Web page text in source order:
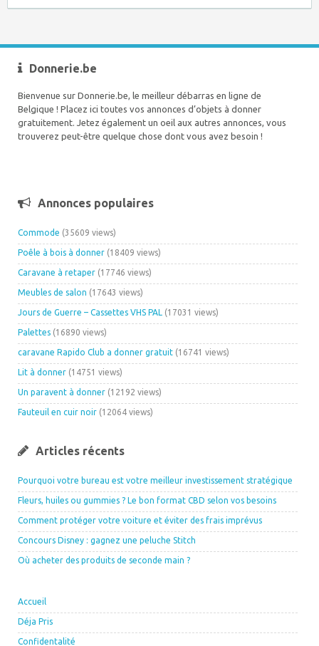
Donnerie.be
Bienvenue sur Donnerie.be, le meilleur débarras en ligne de
Belgique ! Placez ici toutes vos annonces d’objets à donner
gratuitement. Jetez également un oeil aux autres annonces, vous
trouverez peut-être quelque chose dont vous avez besoin !
Annonces populaires
Commode (35609 views)
Poêle à bois à donner (18409 views)
Caravane à retaper (17746 views)
Meubles de salon (17643 views)
Jours de Guerre – Cassettes VHS PAL (17031 views)
Palettes (16890 views)
caravane Rapido Club a donner gratuit (16741 views)
Lit à donner (14751 views)
Un paravent à donner (12192 views)
Fauteuil en cuir noir (12064 views)
Articles récents
Pourquoi votre bureau est votre meilleur investissement stratégique
Fleurs, huiles ou gummies ? Le bon format CBD selon vos besoins
Comment protéger votre voiture et éviter des frais imprévus
Concours Disney : gagnez une peluche Stitch
Où acheter des produits de seconde main ?
Accueil
Déja Pris
Confidentalité